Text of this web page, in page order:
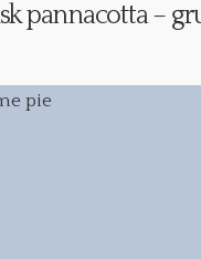
pannacotta –